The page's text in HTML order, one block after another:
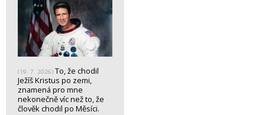
(19. 7. 2026) To, že chodil
Ježíš Kristus po zemi,
znamená pro mne
nekonečně víc než to, že
člověk chodil po Měsíci.